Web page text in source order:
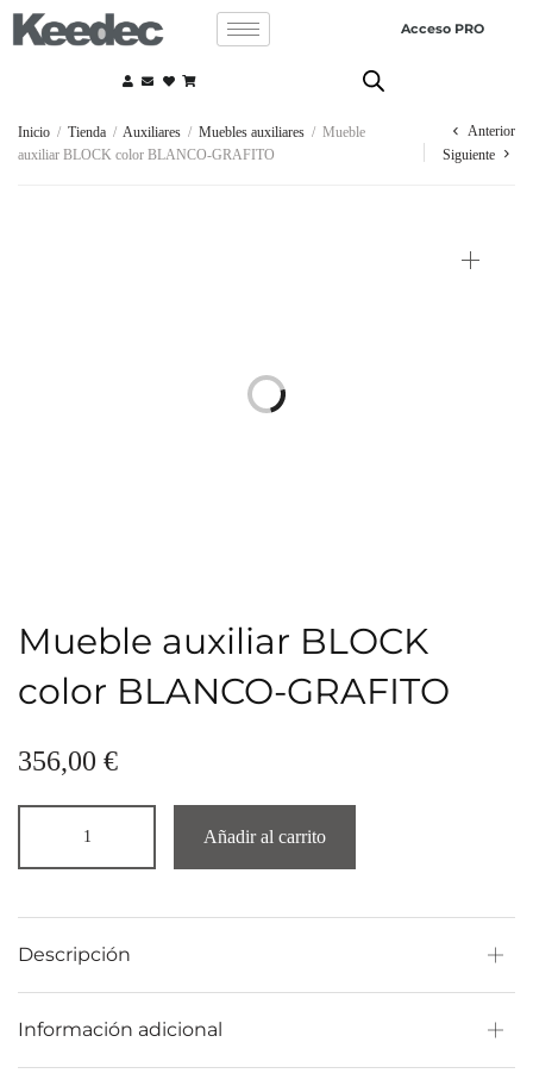
Acceso PRO
Inicio / Tienda / Auxiliares / Muebles auxiliares / Mueble
auxiliar BLOCK color BLANCO-GRAFITO
Anterior
Siguiente
Mueble auxiliar BLOCK
color BLANCO-GRAFITO
356,00€
Añadir al carrito
Descripción
Información adicional